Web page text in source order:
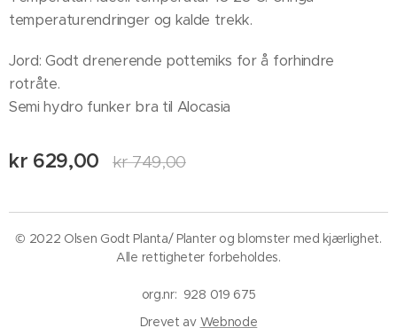
temperaturendringer og kalde trekk.
Jord: Godt drenerende pottemiks for å forhindre
rotråte.
Semi hydro funker bra til Alocasia
kr 629,00 kr749,00
© 2022 Olsen Godt Planta/ Planter og blomster med kjærlighet.
Alle rettigheter forbeholdes.
org.nr: 928 019 675
Drevet av Webnode